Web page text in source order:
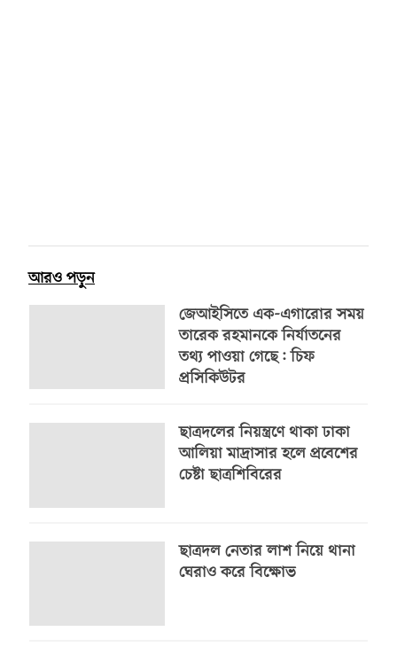
আরও পড়ুন
জেআইসিতে এক-এগারোর সময়
তারেক রহমানকে নির্যাতনের
তথ্য পাওয়া গেছে: চিফ
প্রসিকিউটর
ছাত্রদলের নিয়ন্ত্রণে থাকা ঢাকা
আলিয়া মাদ্রাসার হলে প্রবেশের
চেষ্টা ছাত্রশিবিরের
ছাত্রদল নেতার লাশ নিয়ে থানা
ঘেরাও করে বিক্ষোভ